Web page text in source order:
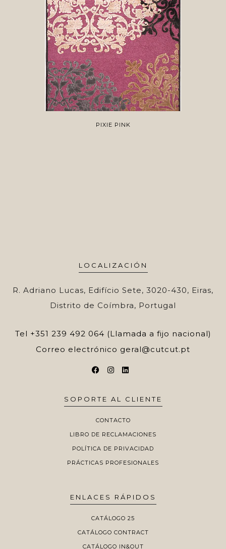
PIXIE PINK
LOCALIZACIÓN
R. Adriano Lucas, Edifício Sete, 3020-430, Eiras,
Distrito de Coímbra, Portugal
Tel +351 239 492 064 (Llamada a fijo nacional)
Correo electrónico geral@cutcut.pt
SOPORTE AL CLIENTE
CONTACTO
LIBRO DE RECLAMACIONES
POLÍTICA DE PRIVACIDAD
PRÁCTICAS PROFESIONALES
ENLACES RÁPIDOS
CATÁLOGO 25
CATÁLOGO CONTRACT
CATÁLOGO IN&OUT